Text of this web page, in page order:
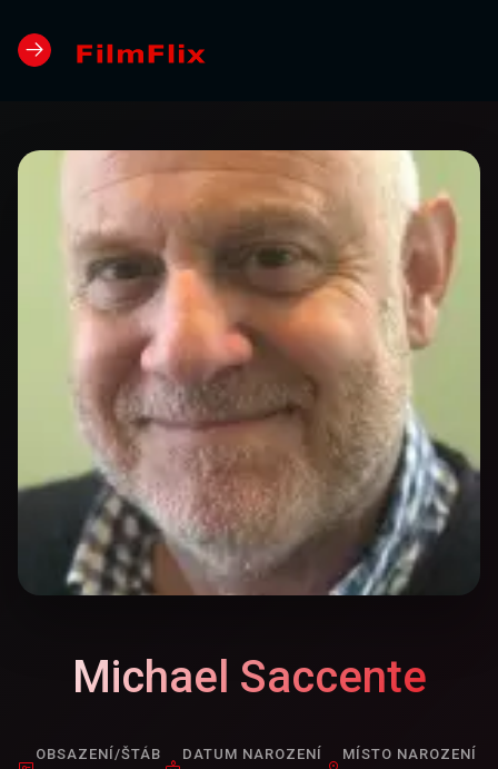
Michael Saccente
OBSAZENÍ/ŠTÁB DATUM NAROZENÍ MÍSTO NAROZENÍ